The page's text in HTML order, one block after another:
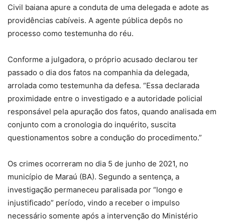
Civil baiana apure a conduta de uma delegada e adote as
providências cabíveis. A agente pública depôs no
processo como testemunha do réu.
Conforme a julgadora, o próprio acusado declarou ter
passado o dia dos fatos na companhia da delegada,
arrolada como testemunha da defesa. “Essa declarada
proximidade entre o investigado e a autoridade policial
responsável pela apuração dos fatos, quando analisada em
conjunto com a cronologia do inquérito, suscita
questionamentos sobre a condução do procedimento.”
Os crimes ocorreram no dia 5 de junho de 2021, no
município de Maraú (BA). Segundo a sentença, a
investigação permaneceu paralisada por “longo e
injustificado” período, vindo a receber o impulso
necessário somente após a intervenção do Ministério